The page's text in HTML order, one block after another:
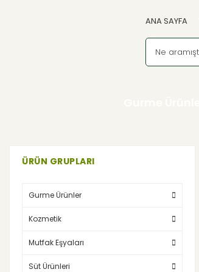
ANA SAYFA
ÜRÜN GRUPLARI
Gurme Ürünler
Kozmetik
Mutfak Eşyaları
Süt Ürünleri